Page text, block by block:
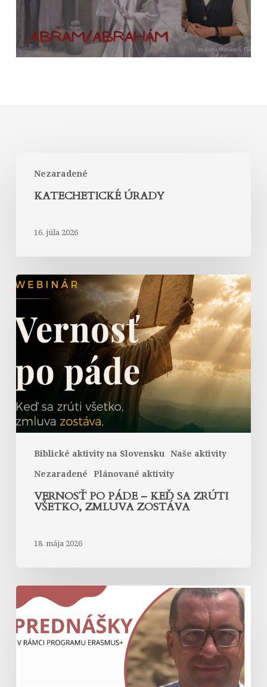
Nezaradené
úrady
KATECHETICKÉ ÚRADY
16. júla 2026
Biblické aktivity na Slovensku Naše aktivity
Nezaradené Plánované aktivity
Vernosť
po
–
Keď
zrúti
všetko,
zmluva
zostáva
VERNOSŤ PO PÁDE – KEĎ SA ZRÚTI
VŠETKO, ZMLUVA ZOSTÁVA
18. mája 2026
Biblický
teológ
prof.
Piotr